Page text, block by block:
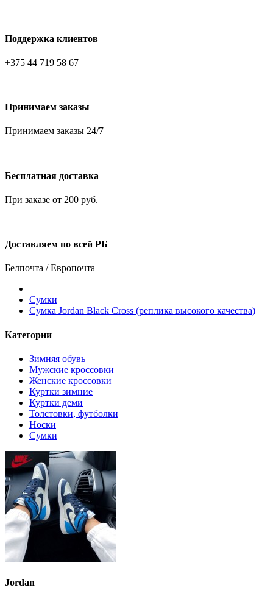
Поддержка клиентов
+375 44 719 58 67
Принимаем заказы
Принимаем заказы 24/7
Бесплатная доставка
При заказе от 200 руб.
Доставляем по всей РБ
Белпочта / Европочта
Сумки
Сумка Jordan Black Cross (реплика высокого качества)
Категории
Зимняя обувь
Мужские кроссовки
Женские кроссовки
Куртки зимние
Куртки деми
Толстовки, футболки
Носки
Сумки
Jordan